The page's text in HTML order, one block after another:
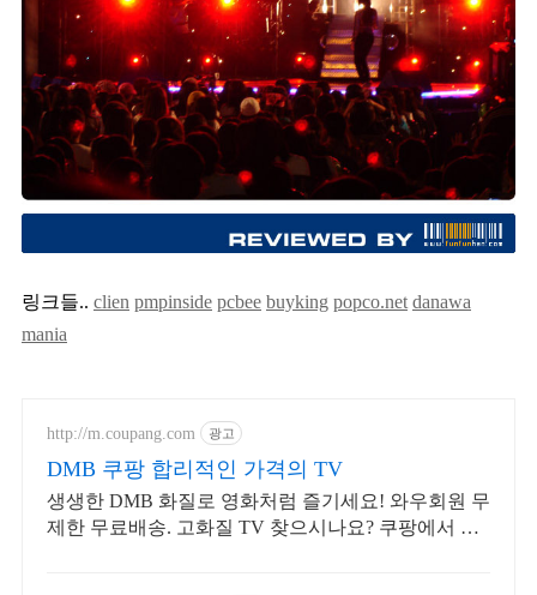
링크들.. clien pmpinside pcbee buyking popco.net danawa
mania
http://m.coupang.com 광고
DMB 쿠팡 합리적인 가격의 TV
생생한 DMB 화질로 영화처럼 즐기세요! 와우회원 무
제한 무료배송. 고화질 TV 찾으시나요? 쿠팡에서 탁